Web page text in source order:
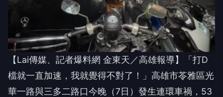
【Lai傳媒、記者爆料網 金東天／高雄報導】「打D
檔就一直加速，我就覺得不對了！」高雄市苓雅區光
華一路與三多二路口今晚（7日）發生連環車禍，53